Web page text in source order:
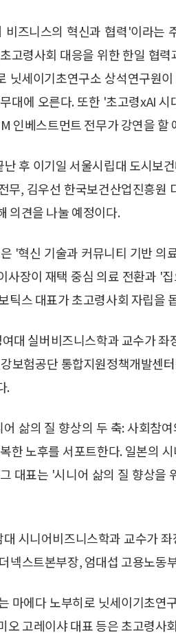
즈니스의 혁신과 협력'이라는
고령사회 대응을 위한 한일 협
닛세이기초연구소 상석연구원
대에 오른다. 또한 '초고령xAI
인베스트먼트 전무가 강연을 할
후 이기일 서울시립대 도시보
무, 김우선 한국보건산업진흥원
의견을 나눌 예정이다.
'혁신 기술과 커뮤니티 기반 의
사장이 재택 중심 의료 전환과 '
틱스 대표가 초고령사회 자립을
대 실버비즈니스학과 교수가
보험공단 통합지원정책개발센
.
삶의 질 향상의 두 축: 사회참
한 노후를 서포트한다. 일본의
대표는 '시니어 삶의 질 향상을
시니어비즈니스학과 교수가
넥스트본부장, 엄대섭 고용노동
마에다 노부히로 닛세이기초연
오 고레이샤 대표 등은 초고령사